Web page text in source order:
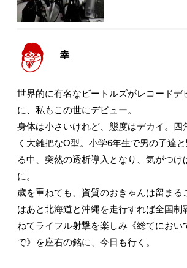
幸
世界的に有名なビートルズがレコードデ
に、私もこの世にデビュー。
身体は小さいけれど、態度はデカイ。四
く大雑把なO型。小学6年生で男の子達
る中、突然の透析導入となり、気がつけ
に。
歳を重ねても、資質のおきゃんは留まる
はあと北海道と沖縄を走行すれば全国制
ねてライフル射撃を楽しみ《総てにおい
で》を座右の銘に、今日も行く。